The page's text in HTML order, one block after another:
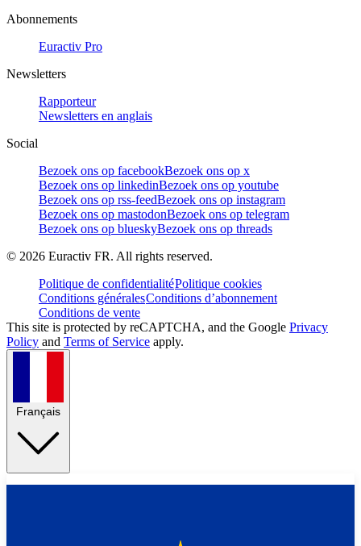
Abonnements
Euractiv Pro
Newsletters
Rapporteur
Newsletters en anglais
Social
Bezoek ons op facebookBezoek ons op x
Bezoek ons op linkedinBezoek ons op youtube
Bezoek ons op rss-feedBezoek ons op instagram
Bezoek ons op mastodonBezoek ons op telegram
Bezoek ons op blueskyBezoek ons op threads
© 2026 Euractiv FR. All rights reserved.
Politique de confidentialitéPolitique cookies
Conditions généralesConditions d’abonnement
Conditions de vente
This site is protected by reCAPTCHA, and the Google Privacy
Policy and Terms of Service apply.
Français